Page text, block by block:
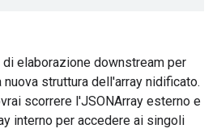
elaborazione downstream per
struttura dell'array nidificato.
scorrere l'JSONArray esterno e
interno per accedere ai singoli